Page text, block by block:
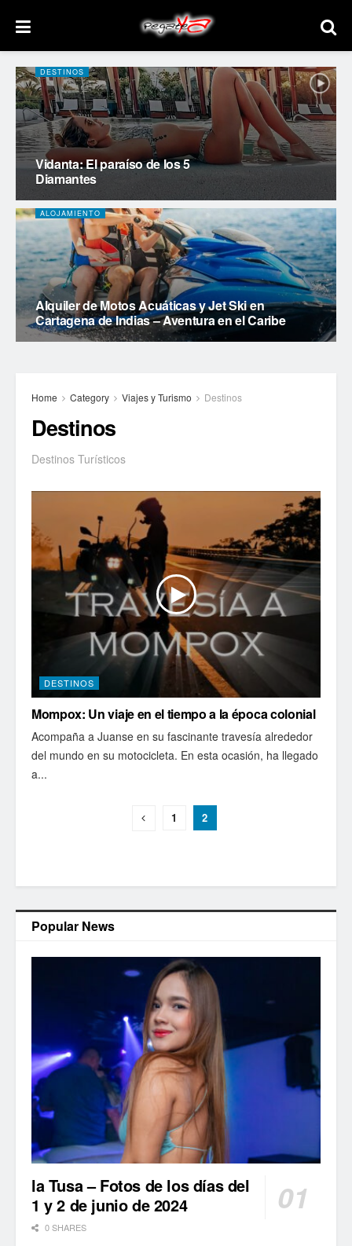
DESTINOS
Vidanta: El paraíso de los 5
Diamantes
ALOJAMIENTO
Alquiler de Motos Acuáticas y Jet Ski en
Cartagena de Indias – Aventura en el Caribe
Home Category Viajes y Turismo Destinos
Destinos
Destinos Turísticos
DESTINOS
Mompox: Un viaje en el tiempo a la época colonial
Acompaña a Juanse en su fascinante travesía alrededor
del mundo en su motocicleta. En esta ocasión, ha llegado
a...
1 2
Popular News
la Tusa – Fotos de los días del
1 y 2 de junio de 2024
0 SHARES